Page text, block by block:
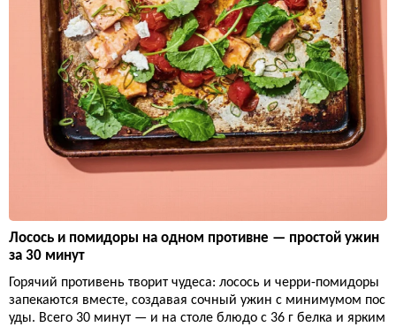
Лосось и помидоры на одном противне — простой ужин
за 30 минут
Горячий противень творит чудеса: лосось и черри-помидоры
запекаются вместе, создавая сочный ужин с минимумом пос
уды. Всего 30 минут — и на столе блюдо с 36 г белка и ярким